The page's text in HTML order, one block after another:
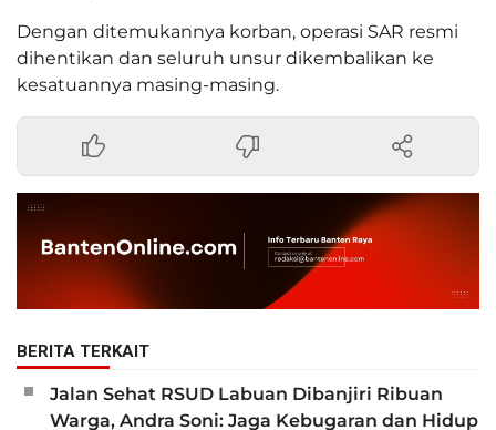
Dengan ditemukannya korban, operasi SAR resmi
dihentikan dan seluruh unsur dikembalikan ke
kesatuannya masing-masing.
BERITA TERKAIT
Jalan Sehat RSUD Labuan Dibanjiri Ribuan
Warga, Andra Soni: Jaga Kebugaran dan Hidup